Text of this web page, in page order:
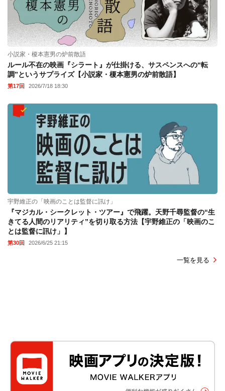
小説家・榎本憲男の炉前散語
ルール不在の映画『シラート』が仕掛ける、サスペンスへの“転
調”というサプライズ【小説家・榎本憲男の炉前散語】
第17回 2026/7/18 18:30
宇野維正の「映画のことは監督に訊け」
『マジカル・シークレット・ツアー』で飛躍。天野千尋監督の“生
きてる人間のリアリティ”を切り取る方法【宇野維正の「映画のこ
とは監督に訊け」】
第30回 2026/6/25 21:15
一覧を見る